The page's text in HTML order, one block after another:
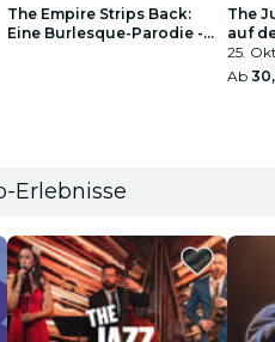
The Empire Strips Back:
Eine Burlesque-Parodie -
The
auf
25.
Ab
Erlebnisse